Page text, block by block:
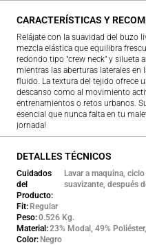
CARACTERÍSTICAS Y
Relájate con la suavidad del buzo
mezcla elástica que equilibra
redondo tipo "crew neck" y silueta
mientras las aberturas laterales en
fluido. La textura del tejido ofrece
descanso como al movimiento
entrenamientos o retos urbanos.
esencial que nunca falta en tu
jornada!
DETALLES TÉCNICOS
Cuidados
del
Producto
Lavar a maquina,
suavizante, después
Fit Regular
Peso 0.526 Kg.
Material 23% Modal, 49%
Color Negro